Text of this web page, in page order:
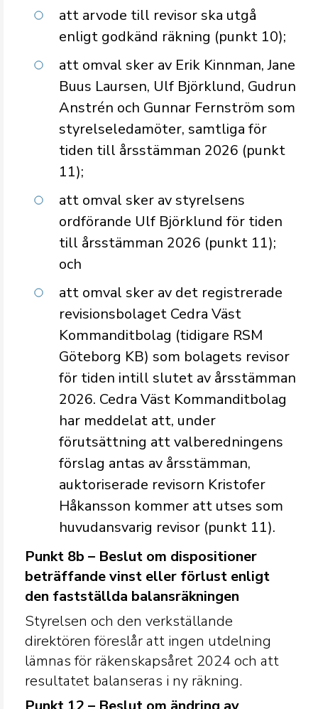
att arvode till revisor ska utgå
enligt godkänd räkning (punkt 10);
att omval sker av Erik Kinnman, Jane
Buus Laursen, Ulf Björklund, Gudrun
Anstrén och Gunnar Fernström som
styrelseledamöter, samtliga för
tiden till årsstämman 2026 (punkt
11);
att omval sker av styrelsens
ordförande Ulf Björklund för tiden
till årsstämman 2026 (punkt 11);
och
att omval sker av det registrerade
revisionsbolaget Cedra Väst
Kommanditbolag (tidigare RSM
Göteborg KB) som bolagets revisor
för tiden intill slutet av årsstämman
2026. Cedra Väst Kommanditbolag
har meddelat att, under
förutsättning att valberedningens
förslag antas av årsstämman,
auktoriserade revisorn Kristofer
Håkansson kommer att utses som
huvudansvarig revisor (punkt 11).
Punkt 8b – Beslut om dispositioner
beträffande vinst eller förlust enligt
den fastställda balansräkningen
Styrelsen och den verkställande
direktören föreslår att ingen utdelning
lämnas för räkenskapsåret 2024 och att
resultatet balanseras i ny räkning.